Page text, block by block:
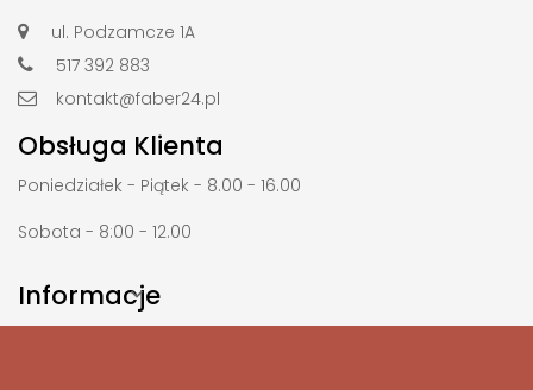
ul. Podzamcze 1A
517 392 883
kontakt@faber24.pl
Obsługa Klienta
Poniedziałek - Piątek - 8.00 - 16.00
Sobota - 8:00 - 12.00
Informacje
